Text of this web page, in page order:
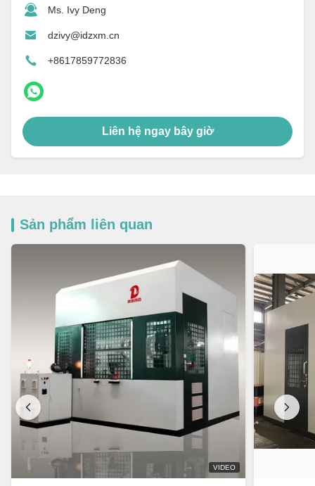
Ms. Ivy Deng
dzivy@idzxm.cn
+8617859772836
Liên hệ ngay bây giờ
Sản phẩm liên quan
VIDEO